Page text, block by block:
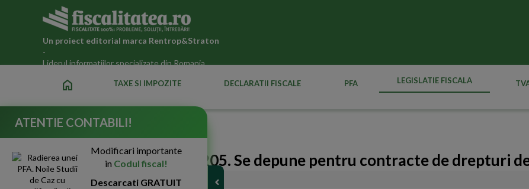
Un proiect editorial marca Rentrop&Straton
-
Liderul informatiilor specializate din Romania
home TAXE SI IMPOZITE DECLARATII FISCALE PFA LEGISLATIE FISCALA
Declarare venituri in D205. Se depune pentru contracte de drepturi
08-Feb-2017 8313
ATENTIE CONTABILI!
Modificari importante
in Codul fiscal!
Descarcati GRATUIT